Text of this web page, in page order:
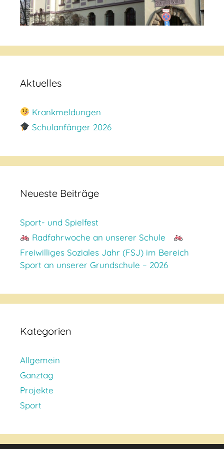
Aktuelles
Krankmeldungen
Schulanfänger 2026
Neueste Beiträge
Sport- und Spielfest
Radfahrwoche an unserer Schule
Freiwilliges Soziales Jahr (FSJ) im Bereich
Sport an unserer Grundschule – 2026
Kategorien
Allgemein
Ganztag
Projekte
Sport